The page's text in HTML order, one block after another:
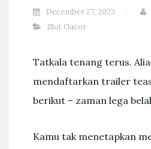
December 27, 2023
Slot Gacor
Tatkala tenang terus.
mendaftarkan trailer
berikut – zaman lega
Kamu tak menetapkan